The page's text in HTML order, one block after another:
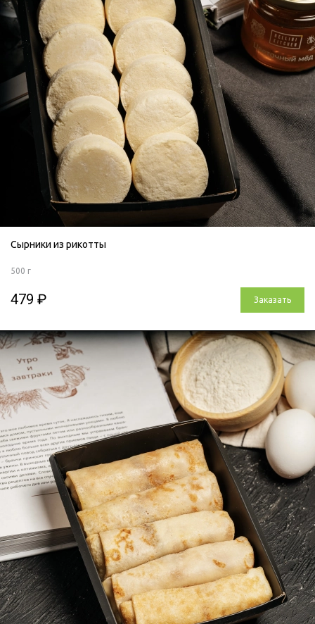
Сырники из рикотты
500 г
479 ₽ Заказать